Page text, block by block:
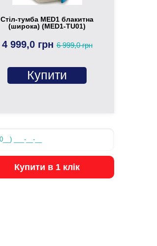
Стіл-тумба MED1 блакитна
(широка) (MED1-TU01)
4 999,0 грн6 999,0 грн
Купити
Купити в 1 клік